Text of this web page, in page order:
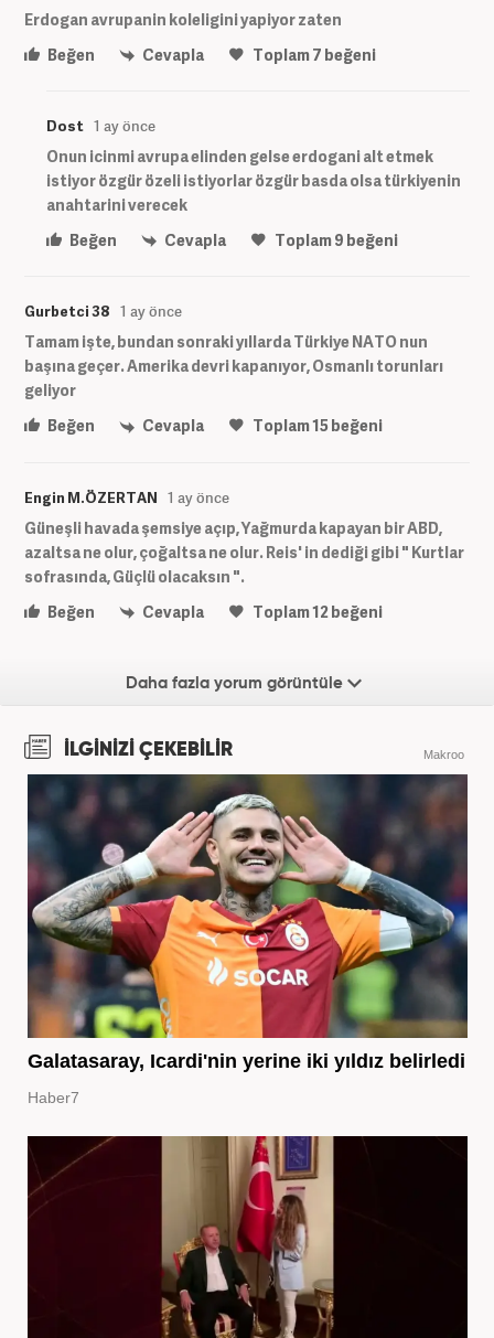
Erdogan avrupanin koleligini yapiyor zaten
Beğen
Cevapla Toplam7 beğeni
Dost 1 ay önce
Onun icinmi avrupa elinden gelse erdogani alt etmek
istiyor özgür özeli istiyorlar özgür basda olsa türkiyenin
anahtarini verecek
Beğen
Cevapla Toplam9 beğeni
Gurbetci 38 1 ay önce
Tamam işte, bundan sonraki yıllarda Türkiye NATO nun
başına geçer. Amerika devri kapanıyor, Osmanlı torunları
geliyor
Beğen
Cevapla Toplam15beğeni
Engin M.ÖZERTAN 1 ay önce
Güneşli havada şemsiye açıp, Yağmurda kapayan bir ABD,
azaltsa ne olur, çoğaltsa ne olur. Reis' in dediği gibi " Kurtlar
sofrasında, Güçlü olacaksın ".
Beğen
Cevapla Toplam12 beğeni
Daha fazla yorum görüntüle
İLGİNİZİ ÇEKEBİLİR Makroo
Galatasaray, Icardi'nin yerine iki yıldız belirledi
Haber7